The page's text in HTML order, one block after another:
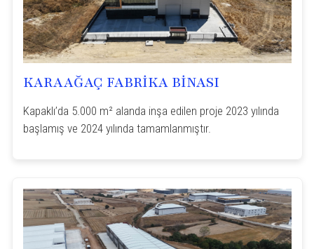
KARAAĞAÇ FABRİKA BİNASI
Kapaklı’da 5.000 m² alanda inşa edilen proje 2023 yılında
başlamış ve 2024 yılında tamamlanmıştır.